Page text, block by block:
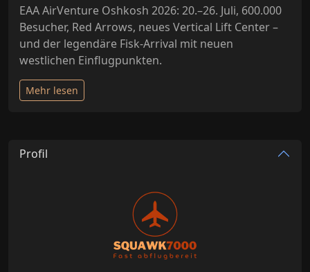
EAA AirVenture Oshkosh 2026: 20.–26. Juli, 600.000
Besucher, Red Arrows, neues Vertical Lift Center –
und der legendäre Fisk-Arrival mit neuen
westlichen Einflugpunkten.
Mehr lesen
Profil